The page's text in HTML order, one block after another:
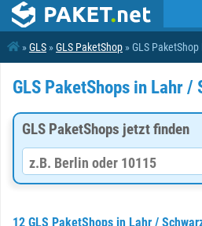
»GLS »GLS PaketShop » GLS
GLS PaketShops in Lahr /
GLS PaketShops jetzt finden
12 GLS PaketShops in Lahr /